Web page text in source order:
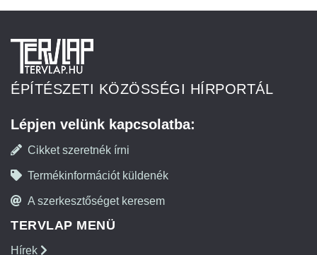
ÉPÍTÉSZETI KÖZÖSSÉGI HÍRPORTÁL
Lépjen velünk kapcsolatba:
Cikket szeretnék írni
Termékinformációt küldenék
A szerkesztőséget keresem
TERVLAP MENÜ
Hírek